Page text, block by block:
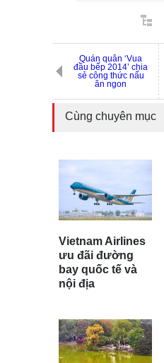
Quán quân ‘Vua
đầu bếp 2014’ chia
sẻ công thức nấu
ăn ngon
Cùng chuyên mục
Vietnam Airlines
ưu đãi đường
bay quốc tế và
nội địa